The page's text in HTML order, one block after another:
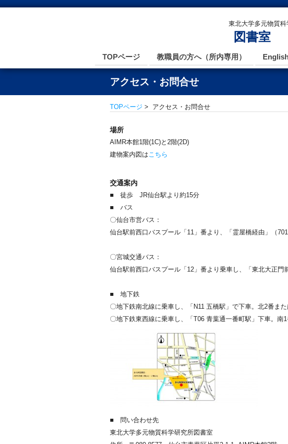
東北大学多元物質
図書室
TOPページ 教職員の方へ（所内専用）
アクセス・お問合せ
TOPページ > アクセス・お問合せ
場所
AIMR本館1階(1C)と2階(2D)
建物案内図はこちら
交通案内
■ 徒歩 JR仙台駅より約15分
■ バス
〇仙台市営バス：
仙台駅前西口バスプール「11」番より、「霊屋橋経由」（
〇宮城交通バス：
仙台駅前西口バスプール「12」番より乗車し、「東北大正門
■ 地下鉄
〇地下鉄南北線に乗車し、「N11 五橋駅」で下車。北2番ま
〇地下鉄東西線に乗車し、「T06 青葉通一番町駅」下車。
■ 問い合わせ先
東北大学多元物質科学研究所図書室